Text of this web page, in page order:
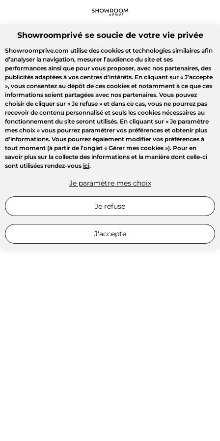
Showroomprivé se soucie de votre vie privée
Showroomprive.com utilise des cookies et technologies similaires afin
d’analyser la navigation, mesurer l’audience du site et ses
performances ainsi que pour vous proposer, avec nos partenaires, des
publicités adaptées à vos centres d’intérêts. En cliquant sur « J’accepte
», vous consentez au dépôt de ces cookies et notamment à ce que ces
informations soient partagées avec nos partenaires. Vous pouvez
choisir de cliquer sur « Je refuse » et dans ce cas, vous ne pourrez pas
recevoir de contenu personnalisé et seuls les cookies nécessaires au
fonctionnement du site seront utilisés. En cliquant sur « Je paramètre
mes choix » vous pourrez paramétrer vos préférences et obtenir plus
d’informations. Vous pourrez également modifier vos préférences à
tout moment (à partir de l’onglet « Gérer mes cookies »). Pour en
savoir plus sur la collecte des informations et la manière dont celle-ci
sont utilisées rendez-vous ici.
Je paramètre mes choix
Je refuse
J'accepte